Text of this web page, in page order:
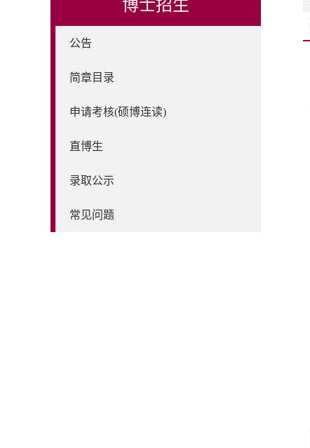
博士招生
公告
简章目录
申请考核(硕博连读)
直博生
录取公示
常见问题